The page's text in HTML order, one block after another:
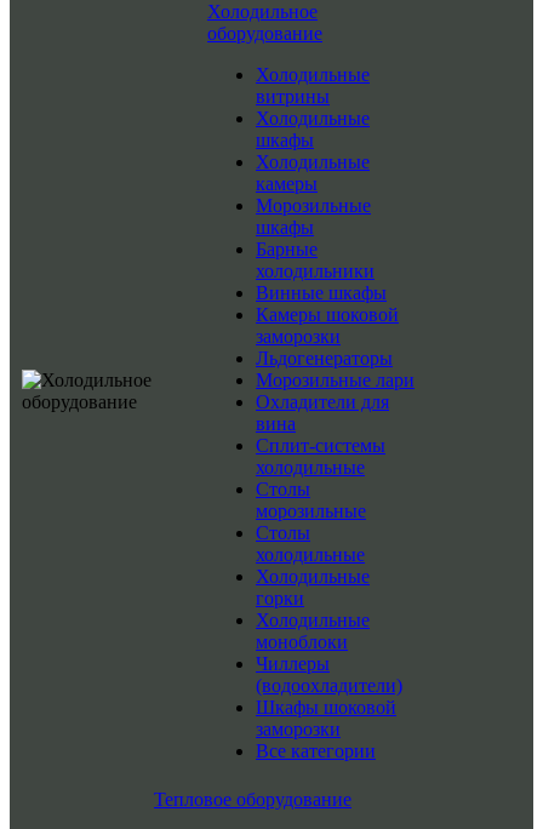
Холодильное
оборудование
Холодильные
витрины
Холодильные
шкафы
Холодильные
камеры
Морозильные
шкафы
Барные
холодильники
Винные шкафы
Камеры шоковой
заморозки
Льдогенераторы
Морозильные лари
Охладители для
вина
Сплит-системы
холодильные
Столы
морозильные
Столы
холодильные
Холодильные
горки
Холодильные
моноблоки
Чиллеры
(водоохладители)
Шкафы шоковой
заморозки
Все категории
Тепловое оборудование